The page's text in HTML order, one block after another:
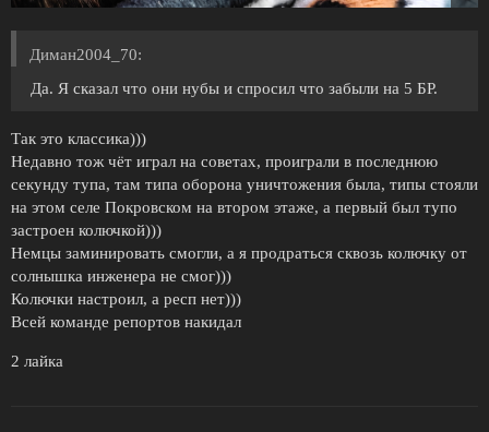
Диман2004_70:
Да. Я сказал что они нубы и спросил что забыли на 5 БР.
Так это классика)))
Недавно тож чёт играл на советах, проиграли в последнюю
секунду тупа, там типа оборона уничтожения была, типы стояли
на этом селе Покровском на втором этаже, а первый был тупо
застроен колючкой)))
Немцы заминировать смогли, а я продраться сквозь колючку от
солнышка инженера не смог)))
Колючки настроил, а респ нет)))
Всей команде репортов накидал
2 лайка